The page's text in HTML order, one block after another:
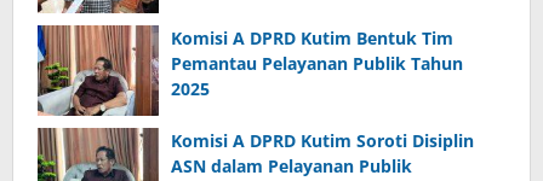
Komisi A DPRD Kutim Bentuk Tim
Pemantau Pelayanan Publik Tahun
2025
Komisi A DPRD Kutim Soroti Disiplin
ASN dalam Pelayanan Publik